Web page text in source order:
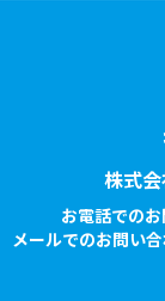
株式
お電話での
メールでのお問い